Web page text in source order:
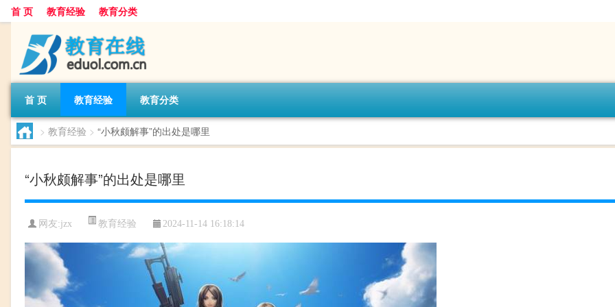
首 页 教育经验 教育分类
首 页 教育经验 教育分类
> 教育经验 > “小秋颇解事”的出处是哪里
“小秋颇解事”的出处是哪里
网友:jzx 教育经验 2024-11-14 16:18:14